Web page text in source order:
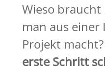
Wieso braucht
man aus einer
Projekt macht?
erste Schritt